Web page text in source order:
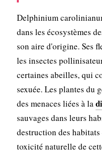
Delphinium
dans les écosystèmes
son aire d'origine. Ses
les insectes
certaines abeilles, qui
sexuée. Les plantes du
des menaces liées à la
sauvages dans leurs
destruction des
toxicité naturelle de